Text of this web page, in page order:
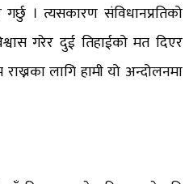
। त्यसकारण संविधानप्रतिको
गरेर दुई तिहाईको मत दिएर
लागि हामी यो अन्दोलनमा